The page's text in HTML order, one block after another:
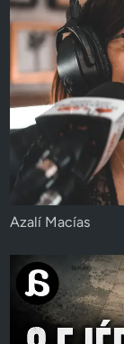
Azalí Macías